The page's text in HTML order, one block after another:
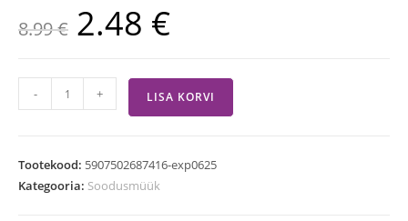
8.99€ 2.48 €
- + LISA KORVI
Tootekood: 5907502687416-exp0625
Kategooria: Soodusmüük